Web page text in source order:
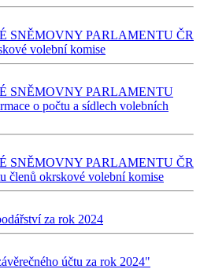
SNĚMOVNY PARLAMENTU ČR
volební komise
SNĚMOVNY PARLAMENTU
o počtu a sídlech volebních
SNĚMOVNY PARLAMENTU ČR
členů okrskové volební komise
za rok 2024
účtu za rok 2024"